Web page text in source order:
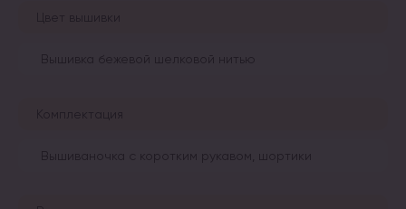
Цвет вышивки
Вышивка бежевой шелковой нитью
Комплектация
Вышиваночка с коротким рукавом, шортики